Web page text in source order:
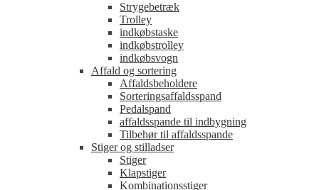
Strygebetræk
Trolley
indkøbstaske
indkøbstrolley
indkøbsvogn
Affald og sortering
Affaldsbeholdere
Sorteringsaffaldsspand
Pedalspand
affaldsspande til indbygning
Tilbehør til affaldsspande
Stiger og stilladser
Stiger
Klapstiger
Kombinationsstiger